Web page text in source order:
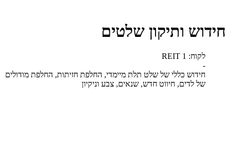
חידוש ותיקון שלטים
לקוח: REIT 1
-
חידוש כללי של שלט תלת מיימדי, החלפת חזיתות, החלפת מודולים
של לדים, חיווט חדש, שנאים, צבע וניקיון